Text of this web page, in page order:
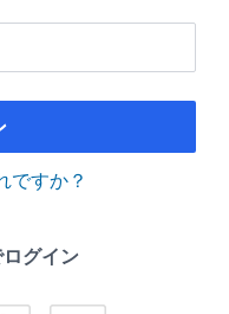
ですか？
グイン